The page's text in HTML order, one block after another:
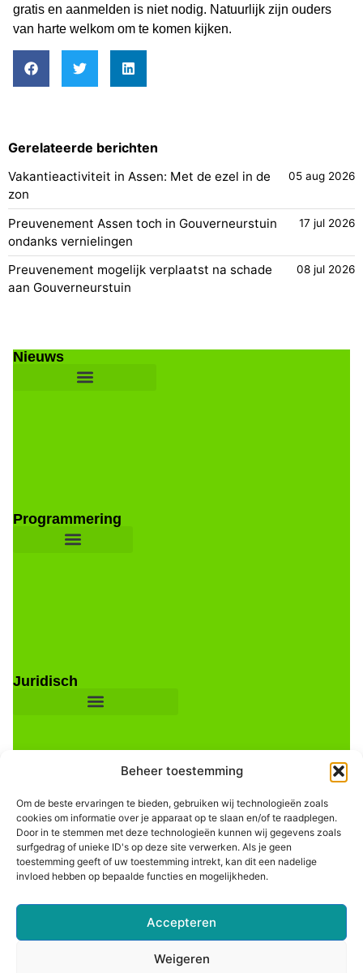
Beheer toestemming
Om de beste ervaringen te bieden, gebruiken wij technologieën zoals
cookies om informatie over je apparaat op te slaan en/of te raadplegen.
Door in te stemmen met deze technologieën kunnen wij gegevens zoals
surfgedrag of unieke ID's op deze site verwerken. Als je geen
toestemming geeft of uw toestemming intrekt, kan dit een nadelige
invloed hebben op bepaalde functies en mogelijkheden.
Accepteren
Weigeren
gratis en aanmelden is niet nodig. Natuurlijk zijn ouders
van harte welkom om te komen kijken.
Gerelateerde berichten
Vakantieactiviteit in Assen: Met de ezel in de
zon
05 aug 2026
Preuvenement Assen toch in Gouverneurstuin
ondanks vernielingen
17 jul 2026
Preuvenement mogelijk verplaatst na schade
aan Gouverneurstuin
08 jul 2026
Nieuws
Programmering
Juridisch
Informatie